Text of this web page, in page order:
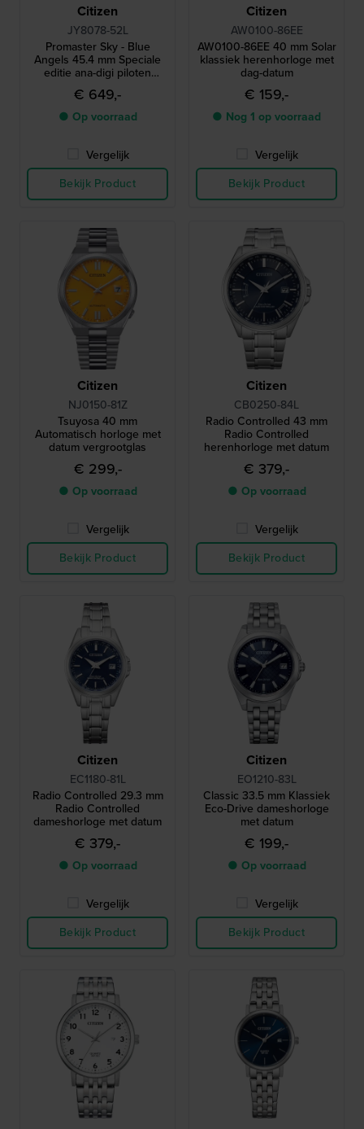
Citizen
JY8078-52L
Promaster Sky - Blue
Angels 45.4 mm Speciale
editie ana-digi piloten
chronograaf op zonne-
energie
€ 649,-
● Op voorraad
Vergelijk
Bekijk Product
Citizen
AW0100-86EE
AW0100-86EE 40 mm Solar
klassiek herenhorloge met
dag-datum
€ 159,-
● Nog 1 op voorraad
Vergelijk
Bekijk Product
Citizen
NJ0150-81Z
Tsuyosa 40 mm
Automatisch horloge met
datum vergrootglas
€ 299,-
● Op voorraad
Vergelijk
Bekijk Product
Citizen
CB0250-84L
Radio Controlled 43 mm
Radio Controlled
herenhorloge met datum
€ 379,-
● Op voorraad
Vergelijk
Bekijk Product
Citizen
EC1180-81L
Radio Controlled 29.3 mm
Radio Controlled
dameshorloge met datum
€ 379,-
● Op voorraad
Vergelijk
Bekijk Product
Citizen
EO1210-83L
Classic 33.5 mm Klassiek
Eco-Drive dameshorloge
met datum
€ 199,-
● Op voorraad
Vergelijk
Bekijk Product